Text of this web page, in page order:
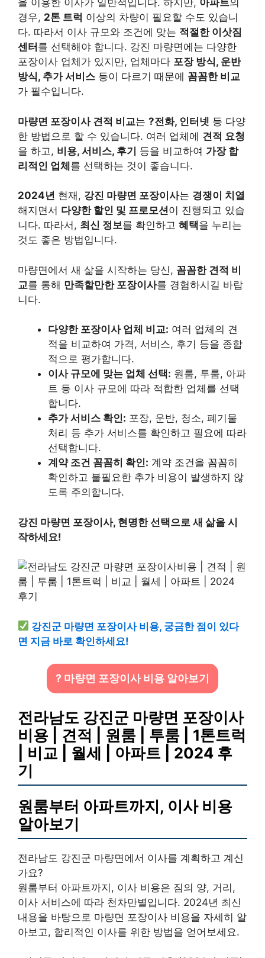
을 이용한 이사가 일반적입니다. 하지만, 아파트의
경우, 2톤 트럭 이상의 차량이 필요할 수도 있습니
다. 따라서 이사 규모와 조건에 맞는 적절한 이삿짐
센터 를 선택해야 합니다. 강진 마량면에는 다양한
포장이사 업체가 있지만, 업체마다 포장 방식, 운반
방식, 추가 서비스 등이 다르기 때문에 꼼꼼한 비교
가 필수입니다.
마량면 포장이사 견적 비교는 ?전화, 인터넷 등 다양
한 방법으로 할 수 있습니다. 여러 업체에 견적 요청
을 하고, 비용, 서비스, 후기 등을 비교하여 가장 합
리적인 업체를 선택하는 것이 좋습니다.
2024년 현재, 강진 마량면 포장이사는 경쟁이 치열
해지면서 다양한 할인 및 프로모션이 진행되고 있습
니다. 따라서, 최신 정보를 확인하고 혜택을 누리는
것도 좋은 방법입니다.
마량면에서 새 삶을 시작하는 당신, 꼼꼼한 견적 비
교를 통해 만족할만한 포장이사를 경험하시길 바랍
니다.
다양한 포장이사 업체 비교: 여러 업체의 견
적을 비교하여 가격, 서비스, 후기 등을 종합
적으로 평가합니다.
이사 규모에 맞는 업체 선택: 원룸, 투룸, 아파
트 등 이사 규모에 따라 적합한 업체를 선택
합니다.
추가 서비스 확인: 포장, 운반, 청소, 폐기물
처리 등 추가 서비스를 확인하고 필요에 따라
선택합니다.
계약 조건 꼼꼼히 확인: 계약 조건을 꼼꼼히
확인하고 불필요한 추가 비용이 발생하지 않
도록 주의합니다.
강진 마량면 포장이사, 현명한 선택으로 새 삶을 시
작하세요!
강진군 마량면 포장이사 비용, 궁금한 점이 있다
면 지금 바로 확인하세요!
? 마량면 포장이사 비용 알아보기
전라남도 강진군 마량면 포장이사
비용 | 견적 | 원룸 | 투룸 | 1톤트럭
| 비교 | 월세 | 아파트 | 2024 후
기
원룸부터 아파트까지, 이사 비용
알아보기
전라남도 강진군 마량면에서 이사를 계획하고 계신
가요?
원룸부터 아파트까지, 이사 비용은 짐의 양, 거리,
이사 서비스에 따라 천차만별입니다. 2024년 최신
내용을 바탕으로 마량면 포장이사 비용을 자세히 알
아보고, 합리적인 이사를 위한 방법을 얻어보세요.